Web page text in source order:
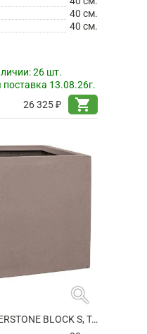
40 см.
40 см.
26 шт.
13.08.26г.
26 325 ₽
shopping_cart
search
КАШПО FIBERSTONE BLOCK S, TAUPE